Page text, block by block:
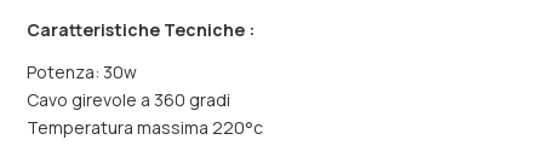
Caratteristiche Tecniche :
Potenza: 30w
Cavo girevole a 360 gradi
Temperatura massima 220°c